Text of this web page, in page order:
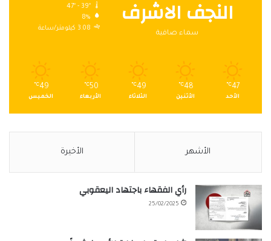
النجف الاشرف
سماء صافية
47º - 39º
8%
3.08 كيلومتر/ساعة
47
℃
الأحد
48
℃
الأثنين
49
℃
الثلاثاء
50
℃
الأربعاء
49
℃
الخميس
الأشهر الأخيرة
رأي الفقهاء باجتهاد اليعقوبي
25/02/2025